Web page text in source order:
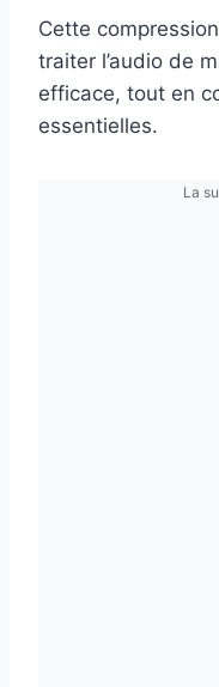
Cette
traiter l’audio de
efficace, tout en
essentielles.
La